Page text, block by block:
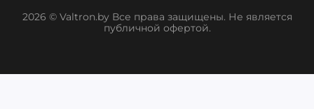
2026 © Valtron.by Все права защищены. Не является
публичной офертой.